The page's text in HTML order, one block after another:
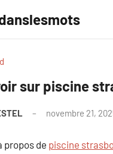
sur piscine
novembre 21,
propos de piscine